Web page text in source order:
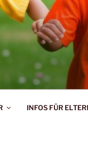
TRIER-
INFOS FÜR